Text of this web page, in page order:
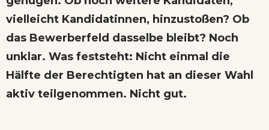
vielleicht Kandidatinnen, hinzustoßen? Ob
das Bewerberfeld dasselbe bleibt? Noch
unklar. Was feststeht: Nicht einmal die
Hälfte der Berechtigten hat an dieser Wahl
aktiv teilgenommen. Nicht gut.